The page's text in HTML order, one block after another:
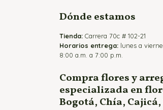
Dónde estamos
Tienda: Carrera 70c # 102-21
Horarios entrega: lunes a
8:00 a.m. a 7:00 p.m.
Compra flores y
especializada en
Bogotá, Chía,